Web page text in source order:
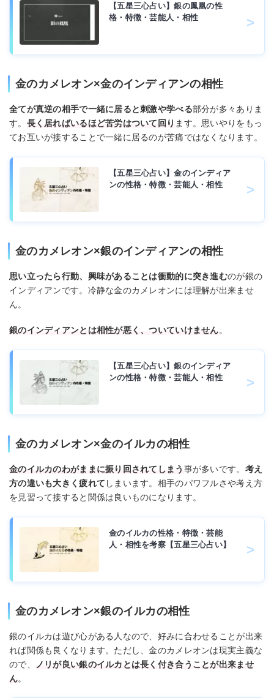
【五星三心占い】銀の鳳凰の性
格・特徴・芸能人・相性
金のカメレオン×金のインディアンの相性
全てが真逆の相手で一緒に居ると刺激や学べる部分が多々ありま
す。 長く居ればいるほど苦労はついて回り ます。思いやりをもっ
てお互いが接することで一緒に居るのが苦痛ではなくなります。
【五星三心占い】金のインディア
ンの性格・特徴・芸能人・相性
金のカメレオン×銀のインディアンの相性
思い立ったら行動、興味があることは衝動的に突き進むのが銀の
インディアンです。冷静な金のカメレオンには理解が出来ませ
ん。
銀のインディアンとは相性が悪く、ついていけません。
【五星三心占い】銀のインディア
ンの性格・特徴・芸能人・相性
金のカメレオン×金のイルカの相性
金のイルカのわがままに振り回されてしまう 事が多いです。 考え
方の違いも大きく疲れて しまいます。相手のパワフルさや考え方
を見習って接すると関係は良いものになります。
金のイルカの性格・特徴・芸能
人・相性を考察【五星三心占い】
金のカメレオン×銀のイルカの相性
銀のイルカは遊び心がある人なので、好みに合わせることが出来
れば関係も良くなります。ただし、金のカメレオンは現実主義な
ので、
ノリが良い銀のイルカとは長く付き合うことが出来ませ
ん。